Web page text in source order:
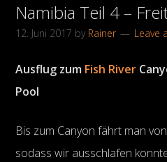
Namibia Teil 4 –
12. Juni 2017 by Rainer Leave
Ausflug zum Fish River
Pool
Bis zum Canyon fährt man
sodass wir ausschlafen